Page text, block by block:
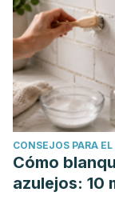
CONSEJOS PARA
Cómo
azulejos: 10